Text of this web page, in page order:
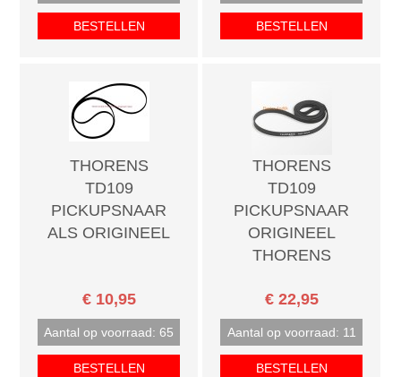
BESTELLEN BESTELLEN
THORENS
TD109
PICKUPSNAAR
ALS ORIGINEEL
€ 10,95
Aantal op voorraad: 65
BESTELLEN
THORENS
TD109
PICKUPSNAAR
ORIGINEEL
THORENS
€ 22,95
Aantal op voorraad: 11
BESTELLEN